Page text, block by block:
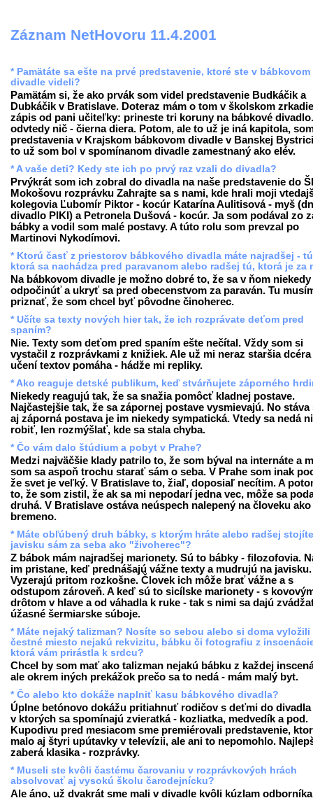
Záznam NetHovoru 11.4.2001
* Pamätáte sa ešte na prvé predstavenie, ktoré ste v bábkovom
divadle videli?
Pamätám si, že ako prvák som videl predstavenie Budkáčik a
Dubkáčik v Bratislave. Doteraz mám o tom v školskom
zápis od pani učiteľky: prineste tri koruny na bábkové
odvtedy nič - čierna diera. Potom, ale to už je iná kapitola,
predstavenia v Krajskom bábkovom divadle v Banskej
to už som bol v spomínanom divadle zamestnaný ako elév.
* A vaše deti? Kedy ste ich po prvý raz vzali do divadla?
Prvýkrát som ich zobral do divadla na naše predstavenie do
Mokošovu rozprávku Zahrajte sa s nami, kde hrali moji
kolegovia Ľubomír Piktor - kocúr Katarína Aulitisová - myš
divadlo PIKI) a Petronela Dušová - kocúr. Ja som podával zo
bábky a vodil som malé postavy. A túto rolu som prevzal po
Martinovi Nykodímovi.
* Ktorú časť z priestorov bábkového divadla máte najradšej -
ktorá sa nachádza pred paravanom alebo radšej tú, ktorá je za
Na bábkovom divadle je možno dobré to, že sa v ňom niekedy
odpočinúť a ukryť sa pred obecenstvom za paraván. Tu
priznať, že som chcel byť pôvodne činoherec.
* Učíte sa texty nových hier tak, že ich rozprávate deťom pred
spaním?
Nie. Texty som deťom pred spaním ešte nečítal. Vždy som si
vystačil z rozprávkami z knižiek. Ale už mi neraz staršia
učení textov pomáha - hádže mi repliky.
* Ako reaguje detské publikum, keď stvárňujete záporného
Niekedy reagujú tak, že sa snažia pomôcť kladnej postave.
Najčastejšie tak, že sa zápornej postave vysmievajú. No stáva
aj záporná postava je im niekedy sympatická. Vtedy sa nedá
robiť, len rozmýšlať, kde sa stala chyba.
* Čo vám dalo štúdium a pobyt v Prahe?
Medzi najväčšie klady patrilo to, že som býval na internáte a
som sa aspoň trochu starať sám o seba. V Prahe som inak
že svet je veľký. V Bratislave to, žiaľ, doposiaľ necítim. A
to, že som zistil, že ak sa mi nepodarí jedna vec, môže sa
druhá. V Bratislave ostáva neúspech nalepený na človeku ako
bremeno.
* Máte obľúbený druh bábky, s ktorým hráte alebo radšej
javisku sám za seba ako "živoherec"?
Z bábok mám najradšej marionety. Sú to bábky - filozofovia.
im pristane, keď prednášajú vážne texty a mudrujú na javisku.
Vyzerajú pritom rozkošne. Človek ich môže brať vážne a s
odstupom zároveň. A keď sú to sicílske marionety - s
drôtom v hlave a od váhadla k ruke - tak s nimi sa dajú
úžasné šermiarske súboje.
* Máte nejaký talizman? Nosíte so sebou alebo si doma vyložili
čestné miesto nejakú rekvizitu, bábku či fotografiu z
ktorá vám prirástla k srdcu?
Chcel by som mať ako talizman nejakú bábku z každej
ale okrem iných prekážok prečo sa to nedá - mám malý byt.
* Čo alebo kto dokáže naplniť kasu bábkového divadla?
Úplne betónovo dokážu pritiahnuť rodičov s deťmi do
v ktorých sa spomínajú zvieratká - kozliatka, medvedík a pod.
Kupodivu pred mesiacom sme premiérovali predstavenie,
malo aj štyri upútavky v televízii, ale ani to nepomohlo.
zaberá klasika - rozprávky.
* Museli ste kvôli častému čarovaniu v rozprávkových hrách
absolvovať aj vysokú školu čarodejnícku?
Ale áno, už dvakrát sme mali v divadle kvôli kúzlam odborníka